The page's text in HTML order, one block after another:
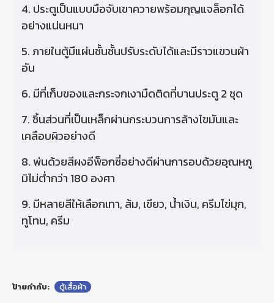
4. ประตูเป็นแบบมือจับเขาควายพร้อมกุญแจล็อกได้
อย่างแน่นหนา
5. ภายในตู้มีแผ่นชั้นชั้นปรับระดับได้และมีราวแขวนผ้า
อัน
6. มีที่เก็บของและกระจกเงามืดติดที่บานประตู 2 ชุด
7. ชิ้นส่วนที่เป็นเหล็กผ่านกระบวนการล้างไขมันและ
เคลือบผิวอย่างดี
8. พ่นด้วยสีผงอีพ็อกซี่อย่างดีผ่านการอบด้วยอุณหภู
มิไม่ต่ํากว่า 180 องศา
9. มีหลายสีให้เลือกเทา, ส้ม, เขียว, น้ําเงิน, ครีมไข่มุก,
ทูโทน, ครีม
ป้ายกำกับ: ตู้เสื้อผ้า